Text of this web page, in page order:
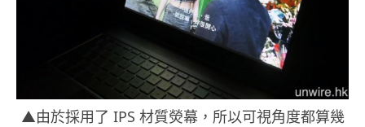
▲由於採用了 IPS 材質熒幕，所以可視角度都算幾